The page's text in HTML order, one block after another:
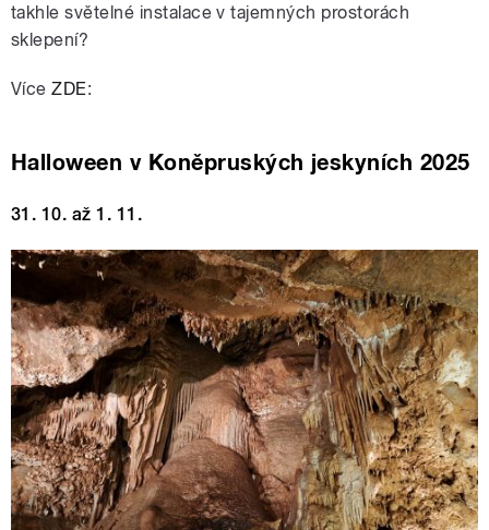
takhle světelné instalace v tajemných prostorách
sklepení?
VíceZDE:
Halloween v Koněpruských jeskyních 2025
31. 10. až 1. 11.